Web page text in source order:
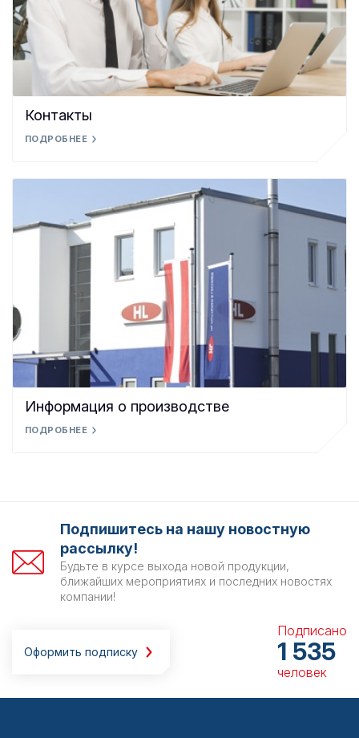
Контакты
ПОДРОБНЕЕ
Информация о производстве
ПОДРОБНЕЕ
Подпишитесь на нашу новостную
рассылку!
Будьте в курсе выхода новой продукции,
ближайших мероприятиях и последних новостях
компании!
Оформить подписку
Подписано
1 535
человек